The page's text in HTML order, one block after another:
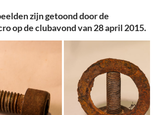
zijn getoond door de
op de clubavond van 28 april 2015.